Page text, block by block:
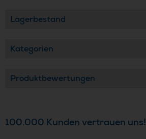
Lagerbestand
Kategorien
Produktbewertungen
100.000 Kunden vertrauen uns!